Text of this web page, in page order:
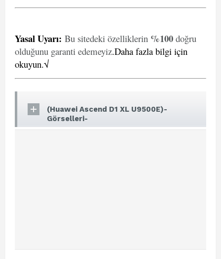
Yasal Uyarı: Bu sitedeki özelliklerin %100 doğru
olduğunu garanti edemeyiz.Daha fazla bilgi için
okuyun.√
(Huawei Ascend D1 XL U9500E)-
Görselleri-